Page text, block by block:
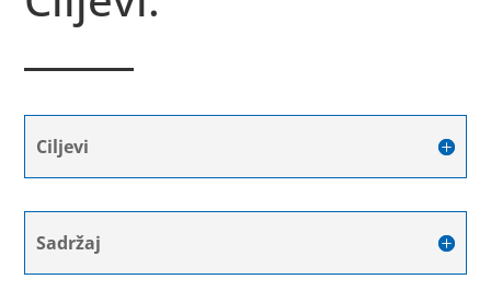
Ciljevi
Sadržaj